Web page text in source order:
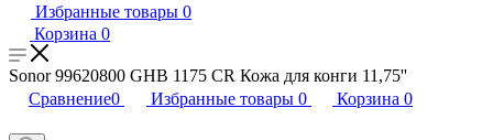
Избранные товары 0
Корзина 0
Sonor 99620800 GHB 1175 CR Кожа для конги 11,75''
Сравнение0 Избранные товары 0 Корзина 0